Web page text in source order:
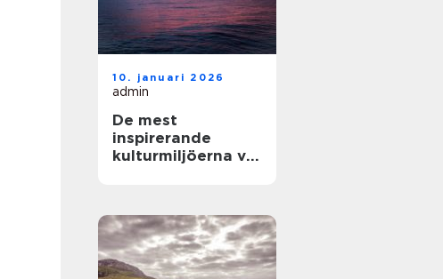
10. januari 2026
admin
De mest
inspirerande
kulturmiljöerna vid